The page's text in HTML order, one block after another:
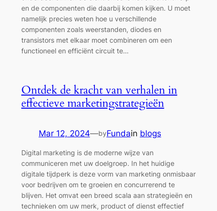
en de componenten die daarbij komen kijken. U moet
namelijk precies weten hoe u verschillende
componenten zoals weerstanden, diodes en
transistors met elkaar moet combineren om een
functioneel en efficiënt circuit te…
Ontdek de kracht van verhalen in
effectieve marketingstrategieën
Mar 12, 2024—byFundain blogs
Digital marketing is de moderne wijze van
communiceren met uw doelgroep. In het huidige
digitale tijdperk is deze vorm van marketing onmisbaar
voor bedrijven om te groeien en concurrerend te
blijven. Het omvat een breed scala aan strategieën en
technieken om uw merk, product of dienst effectief